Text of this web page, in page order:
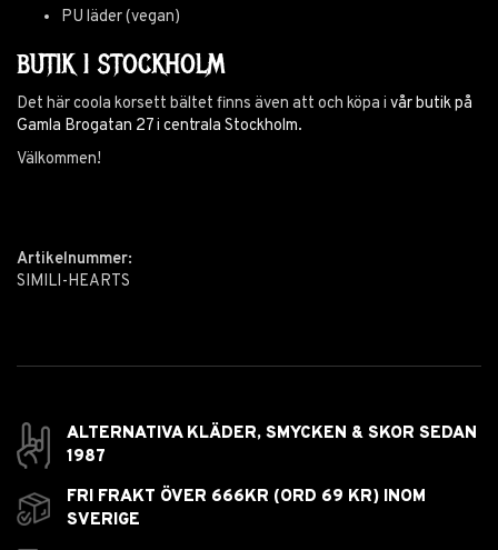
PU läder (vegan)
BUTIK I STOCKHOLM
Det här coola korsett bältet finns även att och köpa i vår butik på
Gamla Brogatan 27 i centrala Stockholm.
Välkommen!
Artikelnummer:
SIMILI-HEARTS
ALTERNATIVA KLÄDER, SMYCKEN & SKOR SEDAN
1987
FRI FRAKT ÖVER 666KR (ORD 69 KR) INOM
SVERIGE